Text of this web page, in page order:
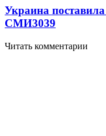
Украина
СМИ3039
Читать комментарии